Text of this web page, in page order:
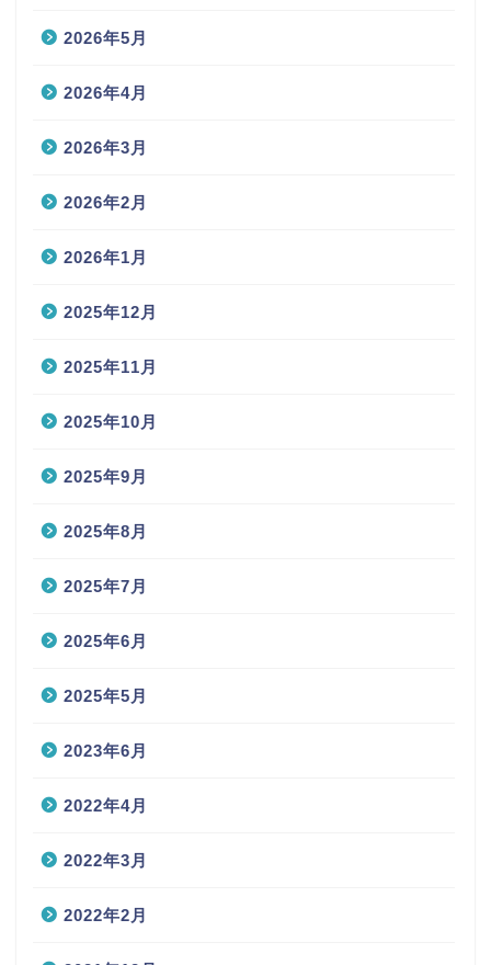
2026年5月
2026年4月
2026年3月
2026年2月
2026年1月
2025年12月
2025年11月
2025年10月
2025年9月
2025年8月
2025年7月
2025年6月
2025年5月
2023年6月
2022年4月
2022年3月
2022年2月